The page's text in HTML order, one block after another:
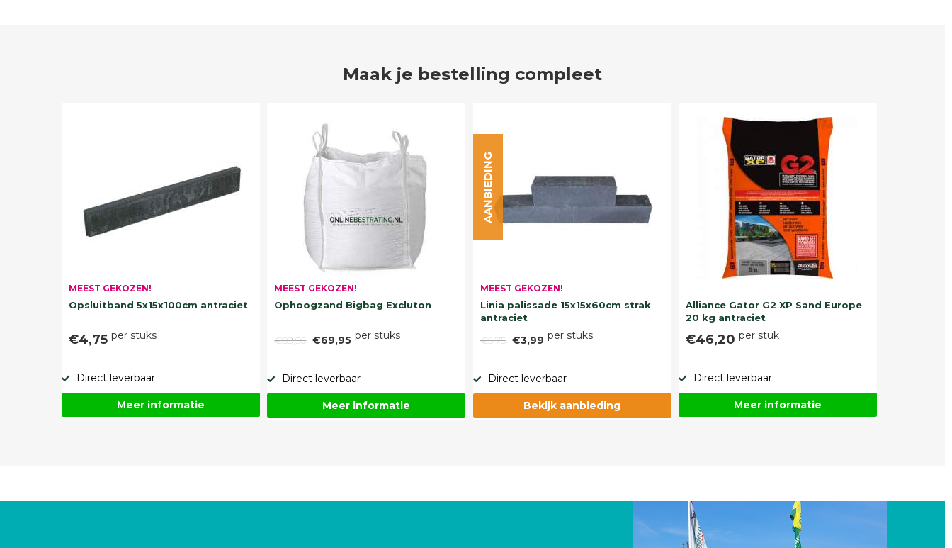
Maak je bestelling compleet
MEEST GEKOZEN!
Opsluitband 5x15x100cm antraciet
€4,75 per stuks
Direct leverbaar
Meer informatie
MEEST GEKOZEN!
Ophoogzand Bigbag Excluton
€89,95 €69,95 per stuks
Direct leverbaar
Meer informatie
MEEST GEKOZEN!
Linia palissade 15x15x60cm strak
antraciet
€5,75 €3,99 per stuks
AANBIEDING
Direct leverbaar
Bekijk aanbieding
Alliance Gator G2 XP Sand Europe
20 kg antraciet
€46,20 per stuk
Direct leverbaar
Meer informatie